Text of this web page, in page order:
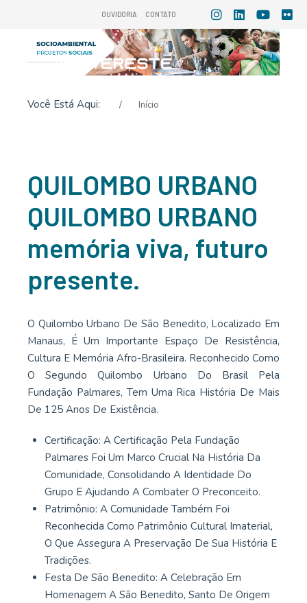
OUVIDORIA CONTATO
Você Está Aqui: Início
QUILOMBO URBANO
QUILOMBO URBANO
memória viva, futuro
presente.
O Quilombo Urbano De São Benedito, Localizado Em
Manaus, É Um Importante Espaço De Resistência,
Cultura E Memória Afro-Brasileira. Reconhecido Como
O Segundo Quilombo Urbano Do Brasil Pela
Fundação Palmares, Tem Uma Rica História De Mais
De 125 Anos De Existência.
Certificação: A Certificação Pela Fundação
Palmares Foi Um Marco Crucial Na História Da
Comunidade, Consolidando A Identidade Do
Grupo E Ajudando A Combater O Preconceito.
Patrimônio: A Comunidade Também Foi
Reconhecida Como Patrimônio Cultural Imaterial,
O Que Assegura A Preservação De Sua História E
Tradições.
Festa De São Benedito: A Celebração Em
Homenagem A São Benedito, Santo De Origem